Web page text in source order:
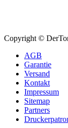
Copyright ©
AGB
Garantie
Versand
Kontakt
Impressum
Sitemap
Partners